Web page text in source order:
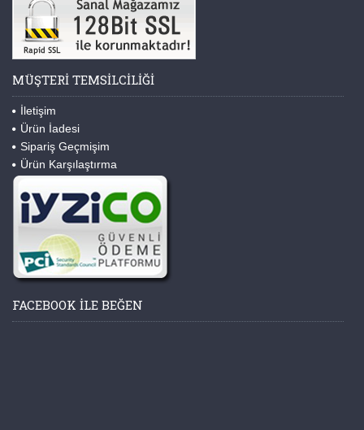
MÜŞTERI TEMSILCILIĞI
İletişim
Ürün İadesi
Sipariş Geçmişim
Ürün Karşılaştırma
FACEBOOK ILE BEĞEN